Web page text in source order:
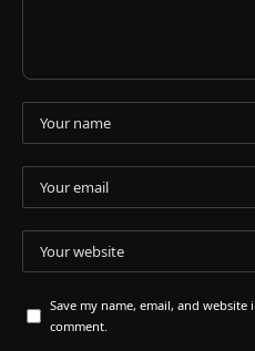
Save my name, email, and
comment.